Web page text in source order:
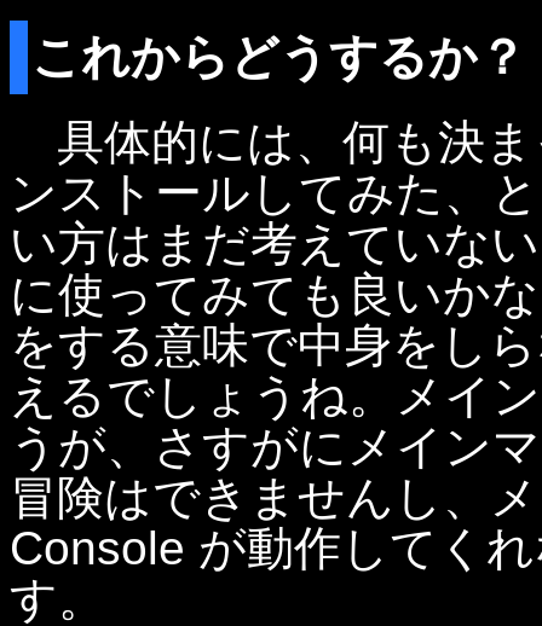
これからどうするか？
具体的には、何も決
ンストールしてみた、
い方はまだ考えていな
に使ってみても良いか
をする意味で中身をし
えるでしょうね。メイ
うが、さすがにメイン
冒険はできませんし、
Console が動作してく
す。